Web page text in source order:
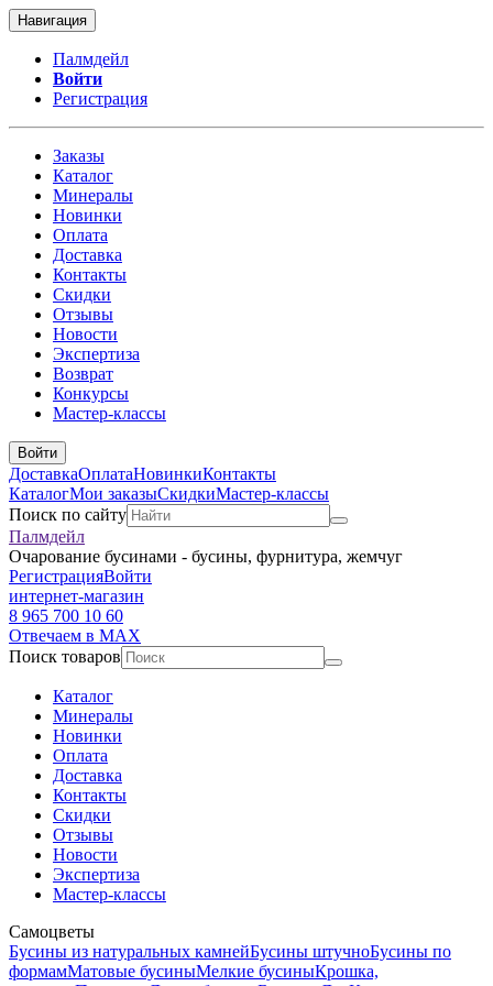
Навигация
Палмдейл
Войти
Регистрация
Заказы
Каталог
Минералы
Новинки
Оплата
Доставка
Контакты
Скидки
Отзывы
Новости
Экспертиза
Возврат
Конкурсы
Мастер-классы
Войти
ДоставкаОплатаНовинкиКонтакты
КаталогМои заказыСкидкиМастер-классы
Поиск по сайту
Палмдейл
Очарование бусинами - бусины, фурнитура, жемчуг
РегистрацияВойти
интернет-магазин
8 965 700 10 60
Отвечаем в MAX
Поиск товаров
Каталог
Минералы
Новинки
Оплата
Доставка
Контакты
Скидки
Отзывы
Новости
Экспертиза
Мастер-классы
Самоцветы
Бусины из натуральных камнейБусины штучноБусины по
формамМатовые бусиныМелкие бусиныКрошка,